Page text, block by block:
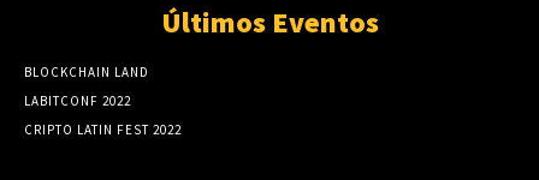
Últimos Eventos
BLOCKCHAIN LAND
LABITCONF 2022
CRIPTO LATIN FEST 2022